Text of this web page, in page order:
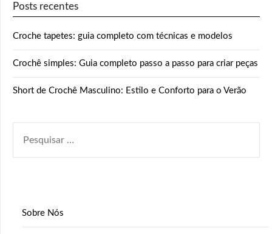
Posts recentes
Croche tapetes: guia completo com técnicas e modelos
Crochê simples: Guia completo passo a passo para criar peças
Short de Crochê Masculino: Estilo e Conforto para o Verão
POR:
Sobre Nós